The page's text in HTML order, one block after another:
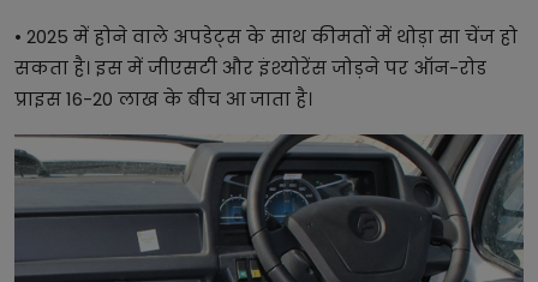
• 2025 में होने वाले अपडेट्स के साथ कीमतों में थोड़ा सा चेंज हो
सकता है। इस में जीएसटी और इंश्योरेंस जोड़ने पर ऑन-रोड
प्राइस 16-20 लाख के बीच आ जाता है।